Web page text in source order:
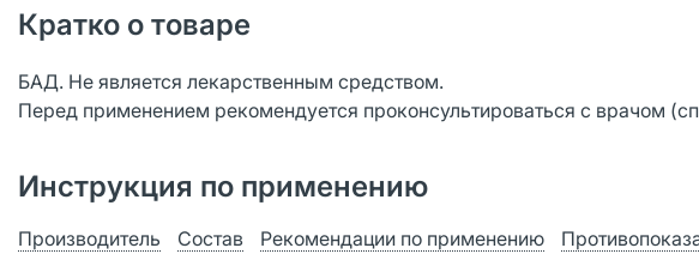
Кратко о товаре
БАД. Не является лекарственным средством.
Перед применением рекомендуется проконсультироваться с врачом
Инструкция по применению
Производитель Состав Рекомендации по применению